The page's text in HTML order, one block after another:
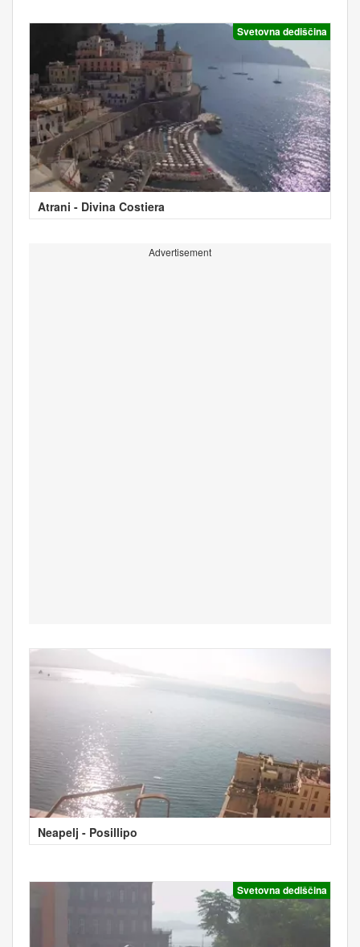
Svetovna dediščina
Atrani - Divina Costiera
Advertisement
Neapelj - Posillipo
Svetovna dediščina